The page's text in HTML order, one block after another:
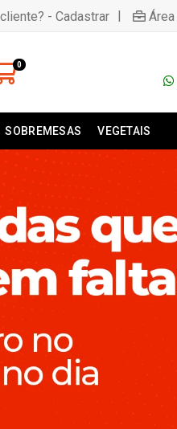
- Cadastrar |
0
SOBREMESAS VEGETAIS